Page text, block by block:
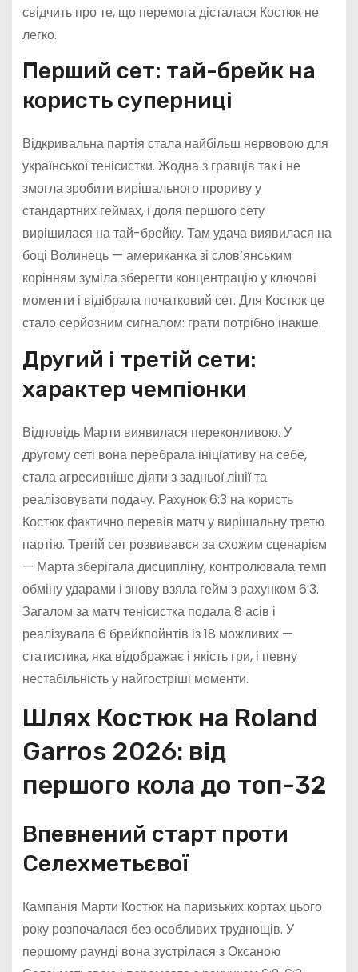
свідчить про те, що перемога дісталася Костюк не
легко.
Перший сет: тай-брейк на
користь суперниці
Відкривальна партія стала найбільш нервовою для
української тенісистки. Жодна з гравців так і не
змогла зробити вирішального прориву у
стандартних геймах, і доля першого сету
вирішилася на тай-брейку. Там удача виявилася на
боці Волинець — американка зі слов’янським
корінням зуміла зберегти концентрацію у ключові
моменти і відібрала початковий сет. Для Костюк це
стало серйозним сигналом: грати потрібно інакше.
Другий і третій сети:
характер чемпіонки
Відповідь Марти виявилася переконливою. У
другому сеті вона перебрала ініціативу на себе,
стала агресивніше діяти з задньої лінії та
реалізовувати подачу. Рахунок 6:3 на користь
Костюк фактично перевів матч у вирішальну третю
партію. Третій сет розвивався за схожим сценарієм
— Марта зберігала дисципліну, контролювала темп
обміну ударами і знову взяла гейм з рахунком 6:3.
Загалом за матч тенісистка подала 8 асів і
реалізувала 6 брейкпойнтів із 18 можливих —
статистика, яка відображає і якість гри, і певну
нестабільність у найгостріші моменти.
Шлях Костюк на Roland
Garros 2026: від
першого кола до топ-32
Впевнений старт проти
Селехметьєвої
Кампанія Марти Костюк на паризьких кортах цього
року розпочалася без особливих труднощів. У
першому раунді вона зустрілася з Оксаною